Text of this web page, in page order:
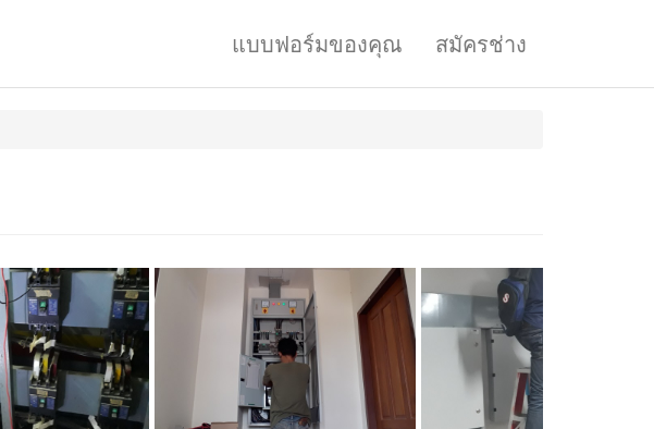
แบบฟอร์มของคุณ สมัครช่าง